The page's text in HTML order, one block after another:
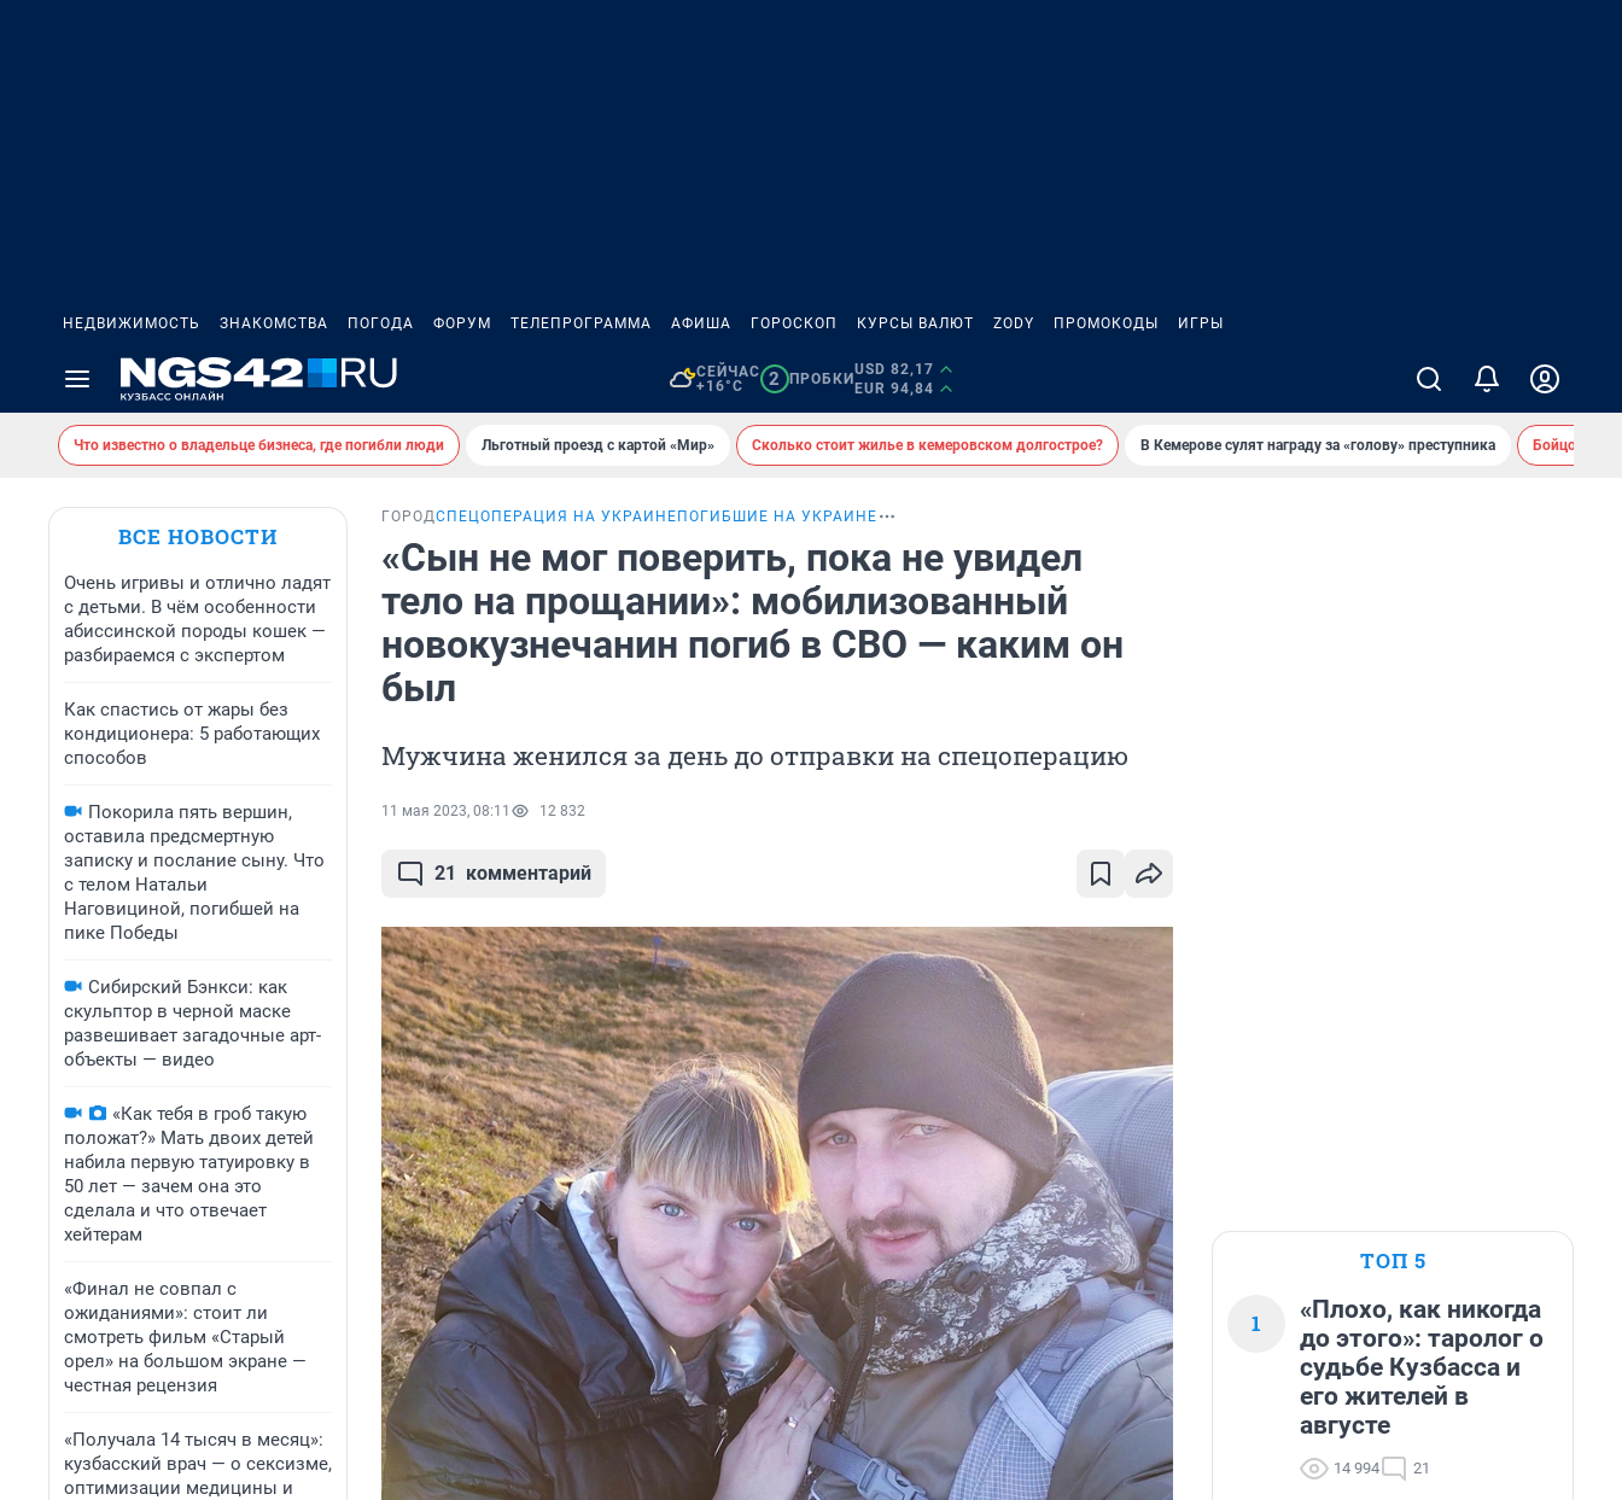
НЕДВИЖИМОСТЬ ЗНАКОМСТВА ПОГОДА ФОРУМ ТЕЛЕПРОГРАММА АФИША ГОРОСКОП КУРСЫ ВАЛЮТ ZODY ПРОМОКОДЫ ИГРЫ
СЕЙЧАС
+16°C
2 ПРОБКИ
USD 82,17
EUR 94,84
Что известно о владельце бизнеса, где погибли люди Льготный проезд с картой «Мир» Сколько стоит жилье в кемеровском долгострое? В Кемерове сулят награду за «голову» преступника Бойцовский
ВСЕ НОВОСТИ
Очень игривы и отлично ладят
с детьми. В чём особенности
абиссинской породы кошек —
разбираемся с экспертом
Как спастись от жары без
кондиционера: 5 работающих
способов
Покорила пять вершин,
оставила предсмертную
записку и послание сыну. Что
с телом Натальи
Наговициной, погибшей на
пике Победы
Сибирский Бэнкси: как
скульптор в черной маске
развешивает загадочные арт-
объекты — видео
«Как тебя в гроб такую
положат?» Мать двоих детей
набила первую татуировку в
50 лет — зачем она это
сделала и что отвечает
хейтерам
«Финал не совпал с
ожиданиями»: стоит ли
смотреть фильм «Старый
орел» на большом экране —
честная рецензия
«Получала 14 тысяч в месяц»:
кузбасский врач — о сексизме,
оптимизации медицины и
ГОРОДСПЕЦОПЕРАЦИЯ НА УКРАИНЕ ПОГИБШИЕ НА УКРАИНЕ
«Сын не мог поверить, пока не увидел
тело на прощании»: мобилизованный
новокузнечанин погиб в СВО — каким он
был
Мужчина женился за день до отправки на спецоперацию
11 мая 2023, 08:11 12 832
21 комментарий
ТОП 5
1
«Плохо, как никогда
до этого»: таролог о
судьбе Кузбасса и
его жителей в
августе
14 994 21